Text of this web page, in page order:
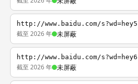
http://www.baidu.com/s?wd=hey5
截至 2026 年 未屏蔽
http://www.baidu.com/s?wd=hey6
截至 2026 年 未屏蔽